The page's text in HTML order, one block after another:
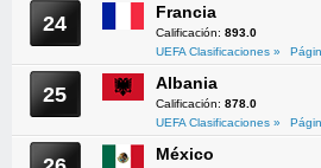
24 Francia
Calificación: 893.0
UEFA Clasificaciones »
25 Albania
Calificación: 878.0
UEFA Clasificaciones »
México